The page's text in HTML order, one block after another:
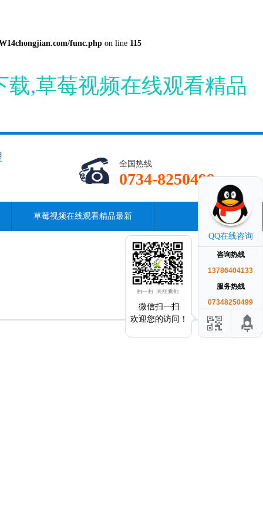
func.php on line 115
,草莓视频在线观看精品
全国热线
0734-8250499
草莓视频在线观看精品最新
QQ在线咨询
咨询热线
13786404133
服务热线
07348250499
微信扫一扫
欢迎您的访问！